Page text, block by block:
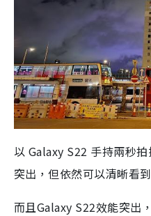
以 Galaxy S22 手持兩秒
突出，但依然可以清晰看
而且Galaxy S22效能突出